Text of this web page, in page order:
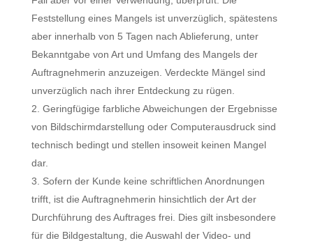
Feststellung eines Mangels ist unverzüglich, spätestens
aber innerhalb von 5 Tagen nach Ablieferung, unter
Bekanntgabe von Art und Umfang des Mangels der
Auftragnehmerin anzuzeigen. Verdeckte Mängel sind
unverzüglich nach ihrer Entdeckung zu rügen.
Geringfügige farbliche Abweichungen der Ergebnisse
von Bildschirmdarstellung oder Computerausdruck sind
technisch bedingt und stellen insoweit keinen Mangel
dar.
Sofern der Kunde keine schriftlichen Anordnungen
trifft, ist die Auftragnehmerin hinsichtlich der Art der
Durchführung des Auftrages frei. Dies gilt insbesondere
für die Bildgestaltung, die Auswahl der Video- und